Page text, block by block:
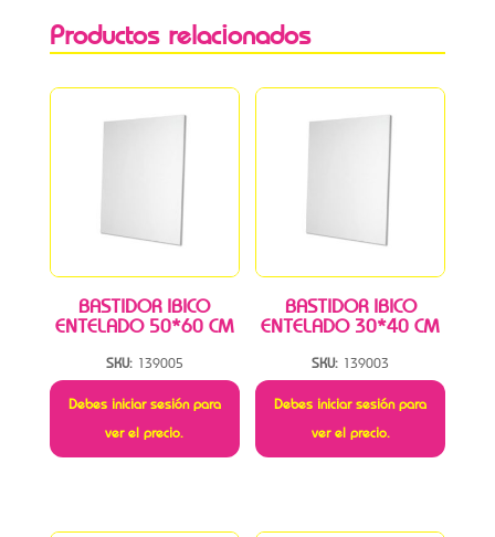
Productos relacionados
BASTIDOR IBICO
ENTELADO 50*60 CM
SKU: 139005
Debes iniciar sesión para
ver el precio.
BASTIDOR IBICO
ENTELADO 30*40 CM
SKU: 139003
Debes iniciar sesión para
ver el precio.